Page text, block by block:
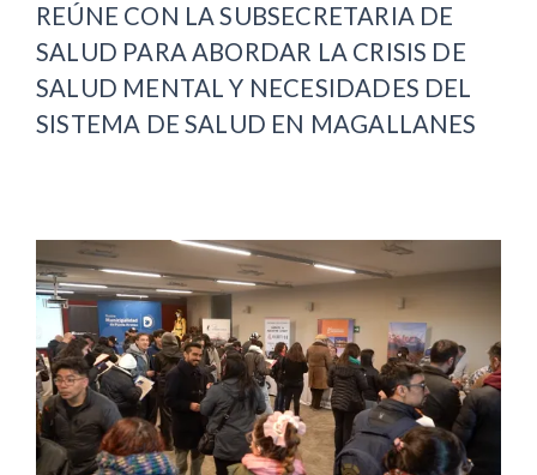
REÚNE CON LA SUBSECRETARIA DE
SALUD PARA ABORDAR LA CRISIS DE
SALUD MENTAL Y NECESIDADES DEL
SISTEMA DE SALUD EN MAGALLANES